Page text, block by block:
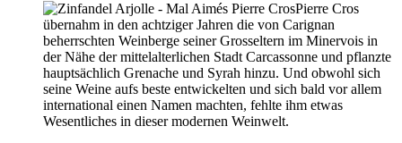
Pierre Cros
übernahm in den achtziger Jahren die von Carignan
beherrschten Weinberge seiner Grosseltern im Minervois in
der Nähe der mittelalterlichen Stadt Carcassonne und pflanzte
hauptsächlich Grenache und Syrah hinzu. Und obwohl sich
seine Weine aufs beste entwickelten und sich bald vor allem
international einen Namen machten, fehlte ihm etwas
Wesentliches in dieser modernen Weinwelt.